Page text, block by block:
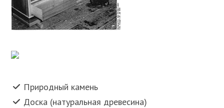
Природный камень
Доска (натуральная древесина)